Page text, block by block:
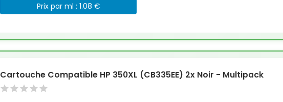
Prix par ml : 1.08 €
Cartouche Compatible HP 350XL (CB335EE) 2x Noir - Multipack